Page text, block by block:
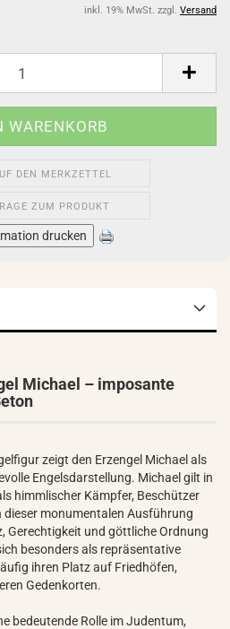
inkl. 19% MwSt. zzgl. Versand
DEN MERKZETTEL
ZUM PRODUKT
drucken
Michael – imposante
zeigt den Erzengel Michael als
Engelsdarstellung. Michael gilt in
himmlischer Kämpfer, Beschützer
dieser monumentalen Ausführung
Gerechtigkeit und göttliche Ordnung
besonders als repräsentative
ihren Platz auf Friedhöfen,
Gedenkorten.
bedeutende Rolle im Judentum,